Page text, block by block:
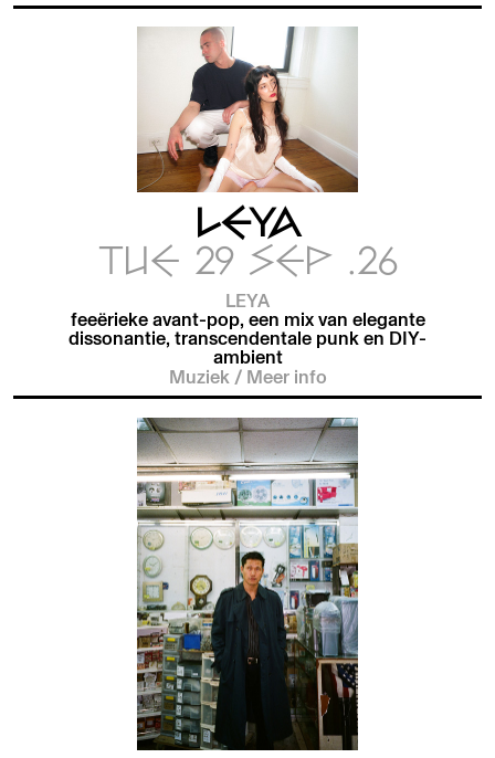
LEYA
TUE 29 SEP .26
LEYA
feeërieke avant-pop, een mix van elegante
dissonantie, transcendentale punk en DIY-
ambient
Muziek /Meer info